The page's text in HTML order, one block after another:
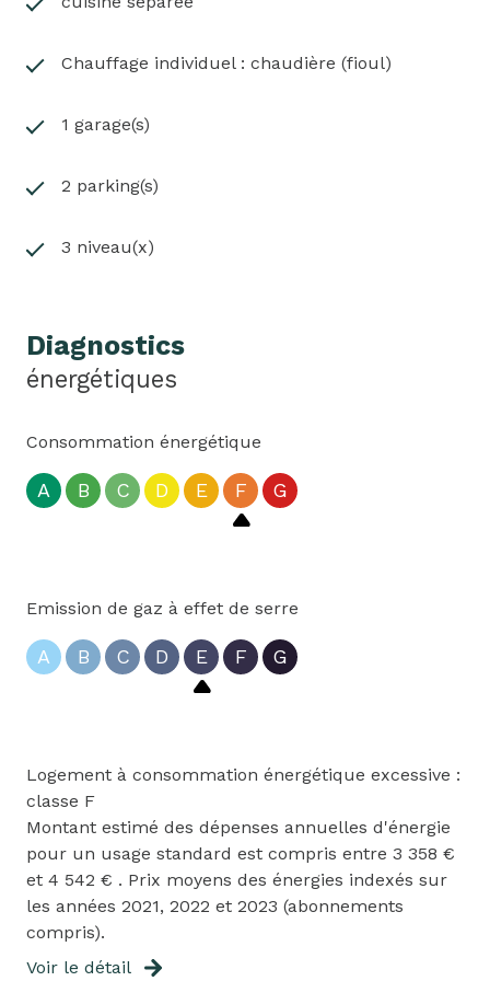
Chauffage individuel : chaudière (fioul)
1 garage(s)
2 parking(s)
3 niveau(x)
Diagnostics
énergétiques
Consommation énergétique
A B C D E F G
Emission de gaz à effet de serre
A B C D E F G
Logement à consommation énergétique excessive :
classe F
Montant estimé des dépenses annuelles d'énergie
pour un usage standard est compris entre 3 358 €
et 4 542 € . Prix moyens des énergies indexés sur
les années 2021, 2022 et 2023 (abonnements
compris).
Voir le détail